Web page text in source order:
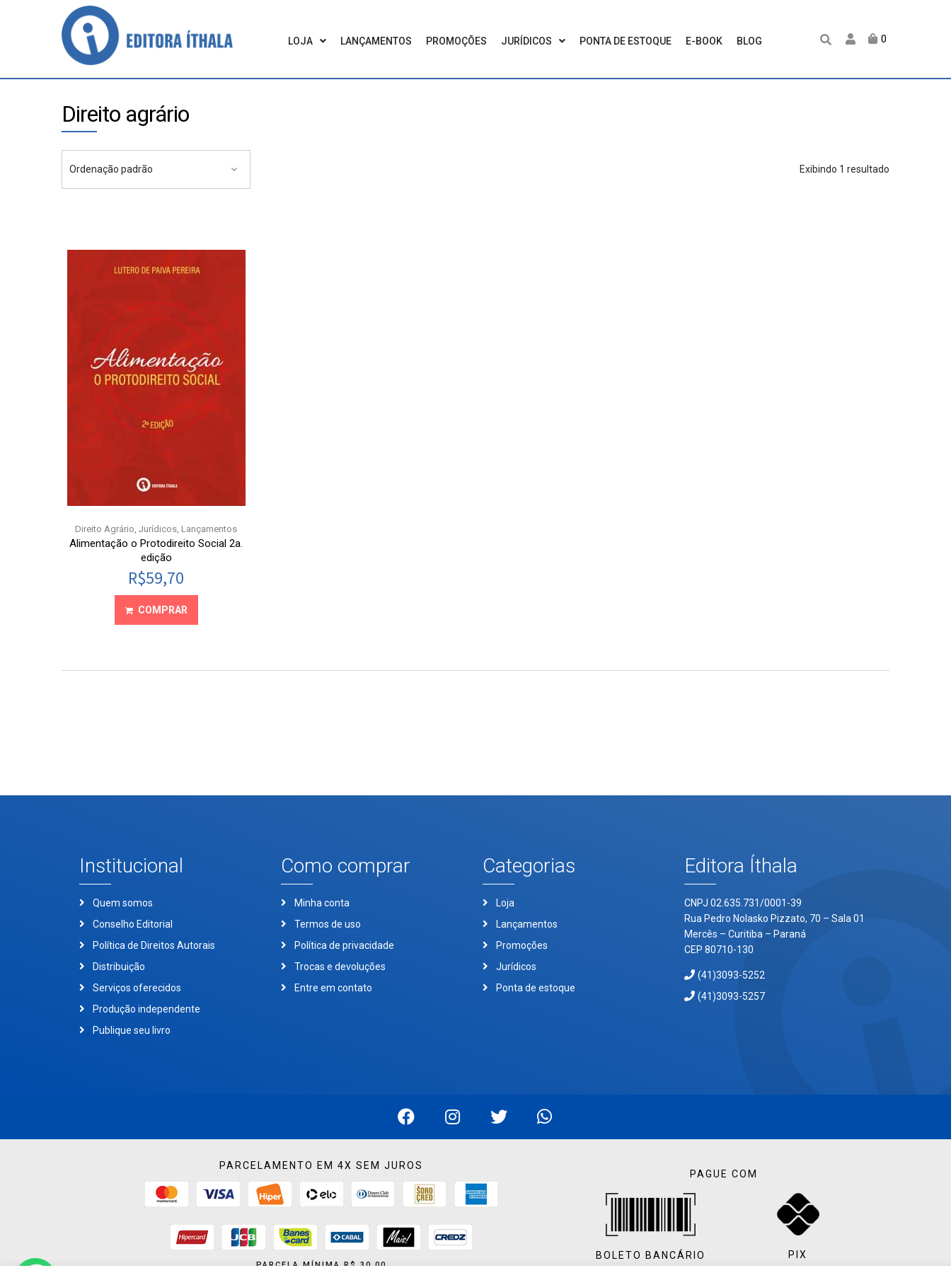
LOJA LANÇAMENTOS PROMOÇÕES JURÍDICOS PONTA DE ESTOQUE E-BOOK BLOG 0
Direito agrário
Exibindo 1 resultado
Direito Agrário Jurídicos Lançamentos
Alimentação o Protodireito Social 2a.
edição
R$59,70
COMPRAR
Institucional
Quem somos
Conselho Editorial
Política de Direitos Autorais
Distribuição
Serviços oferecidos
Produção independente
Publique seu livro
Como comprar
Minha conta
Termos de uso
Política de privacidade
Trocas e devoluções
Entre em contato
Categorias
Loja
Lançamentos
Promoções
Jurídicos
Ponta de estoque
Editora Íthala
CNPJ 02.635.731/0001-39
Rua Pedro Nolasko Pizzato, 70 – Sala 01
Mercês – Curitiba – Paraná
CEP 80710-130
(41)3093-5252
(41)3093-5257
PARCELAMENTO EM 4X SEM JUROS
PARCELA MÍNIMA R$ 30,00
PAGUE COM
BOLETO BANCÁRIO PIX